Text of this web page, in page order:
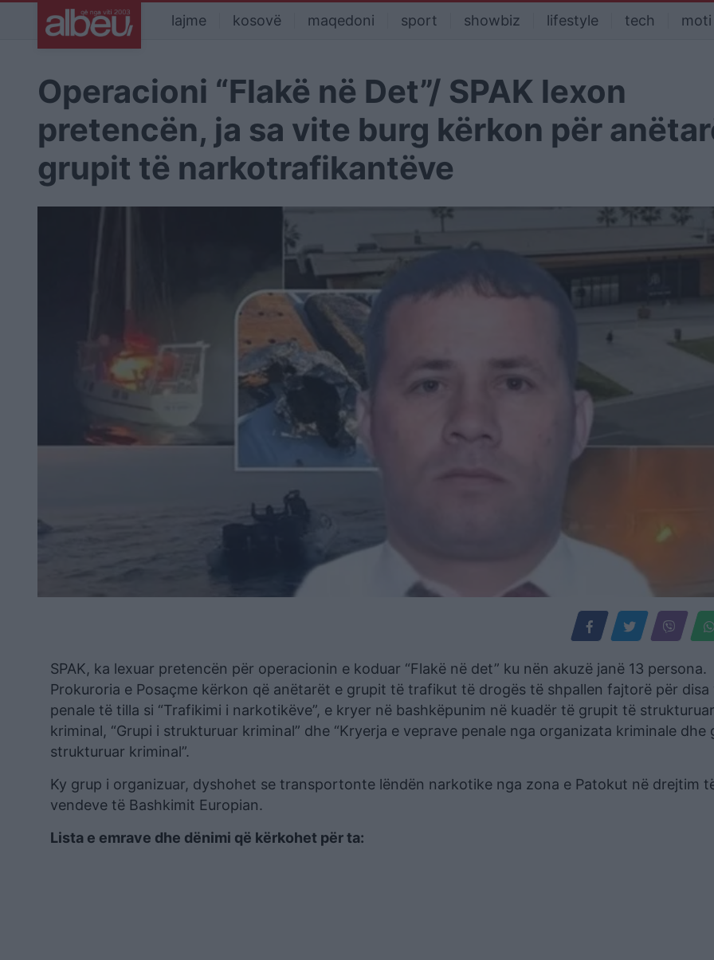
lajme kosovë maqedoni sport showbiz lifestyle tech moti
Operacioni “Flakë në Det”/ SPAK lexon
pretencën, ja sa vite burg kërkon për
grupit të narkotrafikantëve
SPAK, ka lexuar pretencën për operacionin e koduar “Flakë në det” ku nën akuzë janë 13 persona.
Prokuroria e Posaçme kërkon që anëtarët e grupit të trafikut të drogës të shpallen fajtorë për disa
penale të tilla si “Trafikimi i narkotikëve”, e kryer në bashkëpunim në kuadër të grupit të strukturuar
kriminal, “Grupi i strukturuar kriminal” dhe “Kryerja e veprave penale nga organizata kriminale dhe
strukturuar kriminal”.
Ky grup i organizuar, dyshohet se transportonte lëndën narkotike nga zona e Patokut në drejtim
vendeve të Bashkimit Europian.
Lista e emrave dhe dënimi që kërkohet për ta: